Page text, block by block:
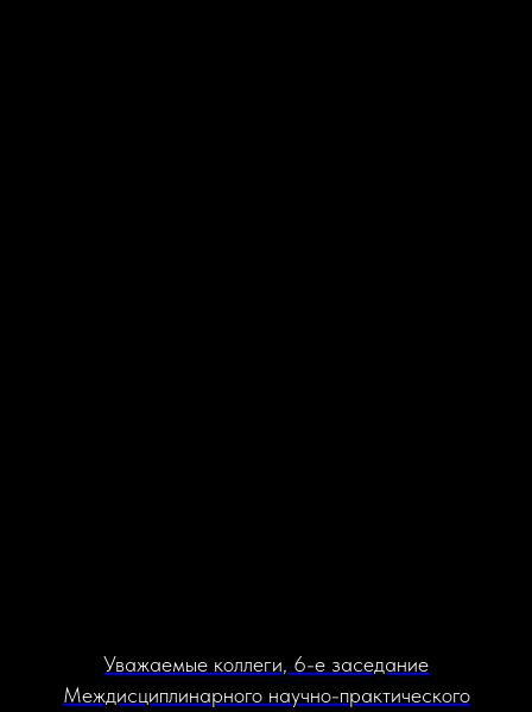
Уважаемые коллеги, 6-е заседание
Междисциплинарного научно-практического